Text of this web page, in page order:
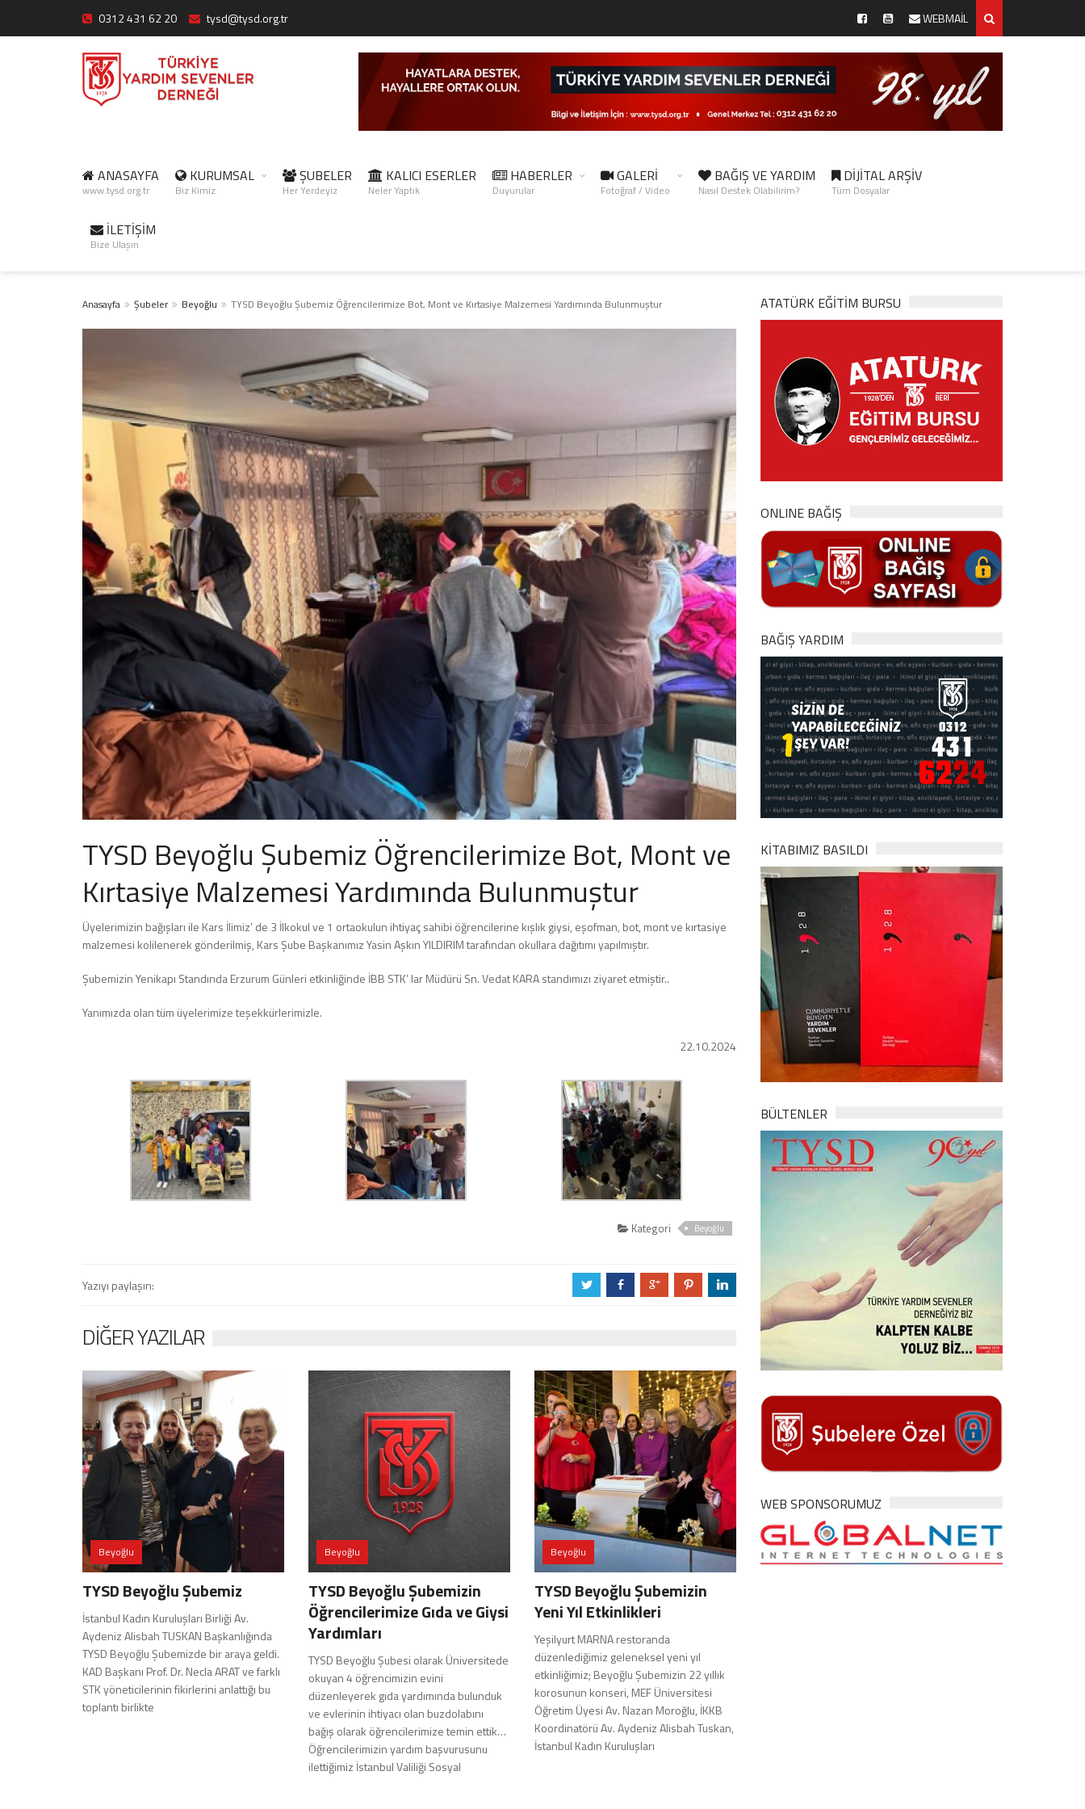
0312 431 62 20 tysd@tysd.org.tr WEBMAİL
ANASAYFA
www.tysd.org.tr
KURUMSAL
Biz Kimiz
ŞUBELER
Her Yerdeyiz
KALICI ESERLER
Neler Yaptık
HABERLER
Duyurular
GALERİ
Fotoğraf / Video
BAĞIŞ VE YARDIM
Nasıl Destek Olabilirim?
DİJİTAL ARŞİV
Tüm Dosyalar
İLETİŞİM
Bize Ulaşın
Anasayfa Şubeler Beyoğlu TYSD Beyoğlu Şubemiz Öğrencilerimize Bot, Mont ve Kırtasiye Malzemesi Yardımında Bulunmuştur
TYSD Beyoğlu Şubemiz Öğrencilerimize Bot, Mont ve
Kırtasiye Malzemesi Yardımında Bulunmuştur
Üyelerimizin bağışları ile Kars İlimiz’ de 3 İlkokul ve 1 ortaokulun ihtiyaç sahibi öğrencilerine kışlık giysi, eşofman, bot, mont ve kırtasiye
malzemesi kolilenerek gönderilmiş, Kars Şube Başkanımız Yasin Aşkın YILDIRIM tarafından okullara dağıtımı yapılmıştır.
Şubemizin Yenikapı Standında Erzurum Günleri etkinliğinde İBB STK’ lar Müdürü Sn. Vedat KARA standımızı ziyaret etmiştir..
Yanımızda olan tüm üyelerimize teşekkürlerimizle.
22.10.2024
Kategori Beyoğlu
Yazıyı paylaşın: a b c d j
DIĞER YAZILAR
Beyoğlu
TYSD Beyoğlu Şubemiz
İstanbul Kadın Kuruluşları Birliği Av.
Aydeniz Alisbah TUSKAN Başkanlığında
TYSD Beyoğlu Şubemizde bir araya geldi.
KAD Başkanı Prof. Dr. Necla ARAT ve farklı
STK yöneticilerinin fikirlerini anlattığı bu
toplantı birlikte
Beyoğlu
TYSD Beyoğlu Şubemizin
Öğrencilerimize Gıda ve Giysi
Yardımları
TYSD Beyoğlu Şubesi olarak Üniversitede
okuyan 4 öğrencimizin evini
düzenleyerek gıda yardımında bulunduk
ve evlerinin ihtiyacı olan buzdolabını
bağış olarak öğrencilerimize temin ettik…
Öğrencilerimizin yardım başvurusunu
ilettiğimiz İstanbul Valiliği Sosyal
Beyoğlu
TYSD Beyoğlu Şubemizin
Yeni Yıl Etkinlikleri
Yeşilyurt MARNA restoranda
düzenlediğimiz geleneksel yeni yıl
etkinliğimiz; Beyoğlu Şubemizin 22 yıllık
korosunun konseri, MEF Üniversitesi
Öğretim Üyesi Av. Nazan Moroğlu, İKKB
Koordinatörü Av. Aydeniz Alisbah Tuskan,
İstanbul Kadın Kuruluşları
ATATÜRK EĞITIM BURSU
ONLINE BAĞIŞ
BAĞIŞ YARDIM
KİTABIMIZ BASILDI
BÜLTENLER
WEB SPONSORUMUZ